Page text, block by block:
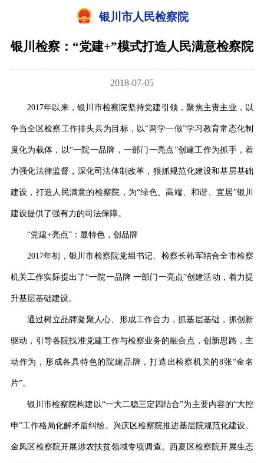
银川市人民检察院
银川检察：“党建+”模式打造人民满意检察院
2018-07-05
2017年以来，银川市检察院坚持党建引领，聚焦主责主业，以
争当全区检察工作排头兵为目标，以“两学一做”学习教育常态化制
度化为载体， 以“一院一品牌，一部门一亮点”创建工作为抓手，着
力强化法律监督，深化司法体制改革，狠抓规范化建设和基层基础
建设，打造人民满意的检察院 ，为“绿色、高端、和谐、宜居”银川
建设提供了强有力的司法保障。
“党建+亮点”： 显特色，创品牌
2017年初， 银川市检察 院党组书记、检察长韩军结合全市检察
机关工作实际提出了“一院一品牌 一部门一亮点”创建活动 ，着力提
升基层基础建设。
通过树立品牌凝聚人心、形成工作合力，抓基层基础 ，抓创新
驱动， 引导各院找准党建工作与检察业务的融合点，创新思路，主
动作为，形成各具特色的院建品牌，打造出检察机关的8张“金名
片”。
银川市检察院构建以“一大二稳三定四结合”为主要内容的“大控
申”工作格局化解矛盾纠纷。兴庆区检察院推进基层院规范化建设。
金凤区检察院开展涉农扶贫领域专项调查。西夏区检察院开展生态